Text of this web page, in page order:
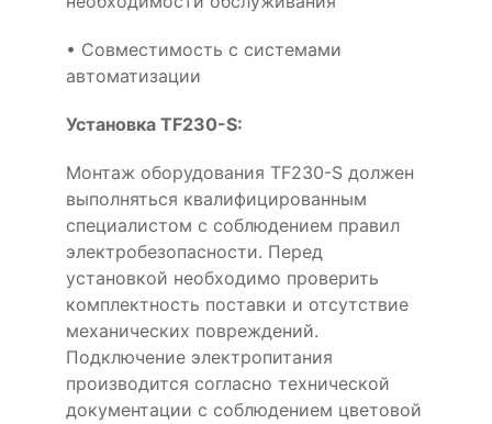
• Совместимость с системами
автоматизации
Установка TF230-S:
Монтаж оборудования TF230-S должен
выполняться квалифицированным
специалистом с соблюдением правил
электробезопасности. Перед
установкой необходимо проверить
комплектность поставки и отсутствие
механических повреждений.
Подключение электропитания
производится согласно технической
документации с соблюдением цветовой